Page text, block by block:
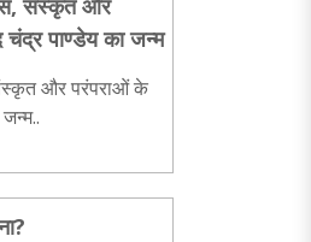
संस्कृत और
चंद्र पाण्डेय का जन्म
और परंपराओं के